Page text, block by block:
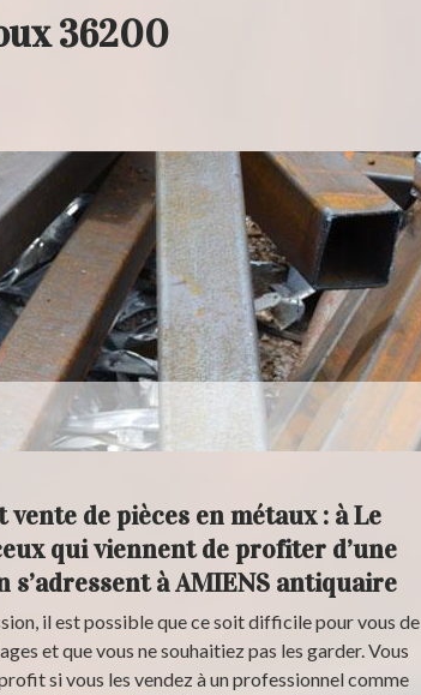
36200
vente de pièces en métaux : à Le
qui viennent de profiter d’une
s’adressent à AMIENS antiquaire
il est possible que ce soit difficile pour vous de
et que vous ne souhaitiez pas les garder. Vous
si vous les vendez à un professionnel comme